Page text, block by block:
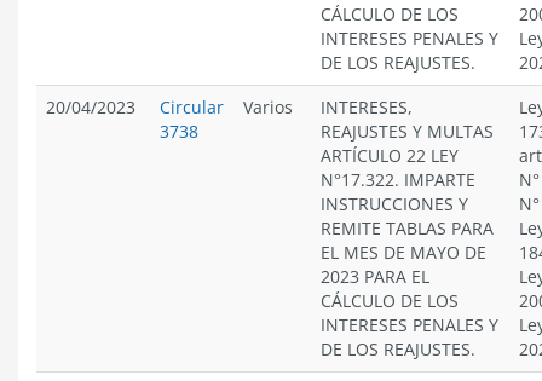
CÁLCULO DE LOS
INTERESES PENALES Y
DE LOS REAJUSTES.
20/04/2023
Circular
3738
Varios
INTERESES,
REAJUSTES Y MULTAS
ARTÍCULO 22 LEY
N°17.322. IMPARTE
INSTRUCCIONES Y
REMITE TABLAS PARA
EL MES DE MAYO DE
2023 PARA EL
CÁLCULO DE LOS
INTERESES PENALES Y
DE LOS REAJUSTES.